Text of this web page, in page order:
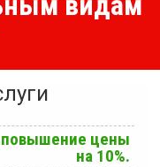
цены
на 10%.